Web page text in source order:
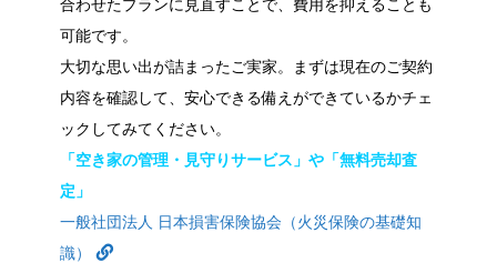
合わせたプランに見直すことで、費用を抑えることも
可能です。
大切な思い出が詰まったご実家。まずは現在のご契約
内容を確認して、安心できる備えができているかチェ
ックしてみてください。
「空き家の管理・見守りサービス」や「無料売却査
定」
一般社団法人 日本損害保険協会（火災保険の基礎知
識）